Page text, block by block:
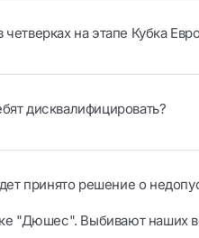
на этапе Кубка
дисквалифицировать?
принято решение о
"Дюшес". Выбивают наших